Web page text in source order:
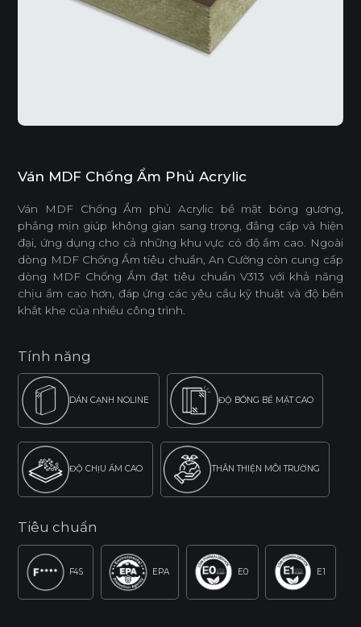
Ván MDF Chống Ẩm Phủ Acrylic
Ván MDF Chống Ẩm phủ Acrylic bề mặt bóng gương,
phẳng mịn giúp không gian sang trọng, đẳng cấp và hiện
đại, ứng dụng cho cả những khu vực có độ ẩm cao. Ngoài
dòng MDF Chống Ẩm tiêu chuẩn, An Cường còn cung cấp
dòng MDF Chống Ẩm đạt tiêu chuẩn V313 với khả năng
chịu ẩm cao hơn, đáp ứng các yêu cầu kỹ thuật và độ bền
khắt khe của nhiều công trình.
Tính năng
DÁN CẠNH NOLINE ĐỘ BÓNG BỀ MẶT CAO
ĐỘ CHỊU ẨM CAO THÂN THIỆN MÔI TRƯỜNG
Tiêu chuẩn
F4S EPA E0 E1